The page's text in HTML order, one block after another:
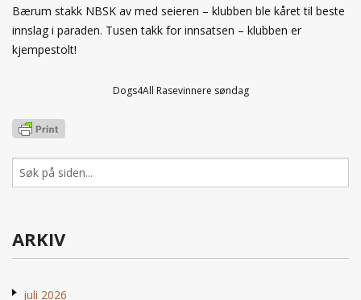
Bærum stakk NBSK av med seieren – klubben ble kåret til beste
innslag i paraden. Tusen takk for innsatsen – klubben er
kjempestolt!
Dogs4All Rasevinnere søndag
Søk
etter:
ARKIV
juli 2026